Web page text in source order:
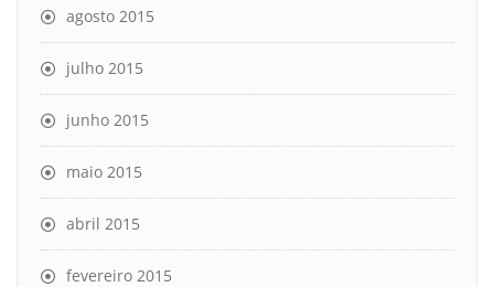
agosto 2015
julho 2015
junho 2015
maio 2015
abril 2015
fevereiro 2015